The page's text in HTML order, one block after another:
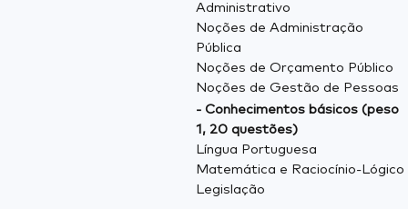
Administrativo
Noções de Administração
Pública
Noções de Orçamento Público
Noções de Gestão de Pessoas
- Conhecimentos básicos (peso
1, 20 questões)
Língua Portuguesa
Matemática e Raciocínio-Lógico
Legislação